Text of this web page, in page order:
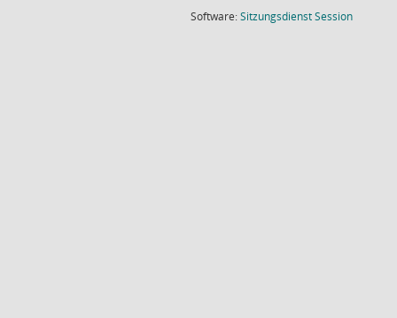
Software:SitzungsdienstSession(Wird in